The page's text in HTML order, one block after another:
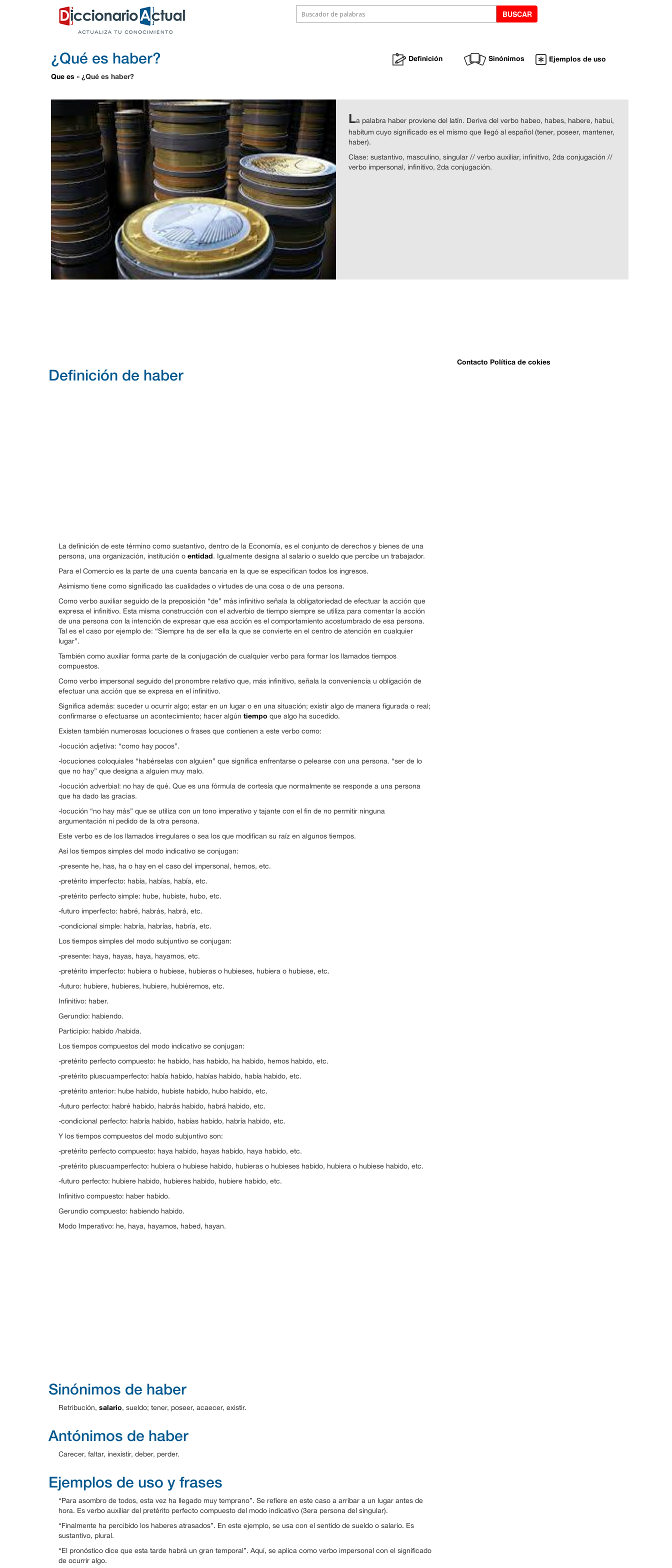
¿Qué es haber?
Que es » ¿Qué es haber?
Definición Sinónimos Ejemplos de uso
La palabra haber proviene del latín. Deriva del verbo habeo, habes, habere, habui,
habitum cuyo significado es el mismo que llegó al español (tener, poseer, mantener,
haber).
Clase: sustantivo, masculino, singular // verbo auxiliar, infinitivo, 2da conjugación //
verbo impersonal, infinitivo, 2da conjugación.
Definición de haber
La definición de este término como sustantivo, dentro de la Economía, es el conjunto de derechos y bienes de una
persona, una organización, institución o entidad. Igualmente designa al salario o sueldo que percibe un trabajador.
Para el Comercio es la parte de una cuenta bancaria en la que se especifican todos los ingresos.
Asimismo tiene como significado las cualidades o virtudes de una cosa o de una persona.
Como verbo auxiliar seguido de la preposición “de” más infinitivo señala la obligatoriedad de efectuar la acción que
expresa el infinitivo. Esta misma construcción con el adverbio de tiempo siempre se utiliza para comentar la acción
de una persona con la intención de expresar que esa acción es el comportamiento acostumbrado de esa persona.
Tal es el caso por ejemplo de: “Siempre ha de ser ella la que se convierte en el centro de atención en cualquier
lugar”.
También como auxiliar forma parte de la conjugación de cualquier verbo para formar los llamados tiempos
compuestos.
Como verbo impersonal seguido del pronombre relativo que, más infinitivo, señala la conveniencia u obligación de
efectuar una acción que se expresa en el infinitivo.
Significa además: suceder u ocurrir algo; estar en un lugar o en una situación; existir algo de manera figurada o real;
confirmarse o efectuarse un acontecimiento; hacer algún tiempo que algo ha sucedido.
Existen también numerosas locuciones o frases que contienen a este verbo como:
-locución adjetiva: “como hay pocos”.
-locuciones coloquiales “habérselas con alguien” que significa enfrentarse o pelearse con una persona. “ser de lo
que no hay” que designa a alguien muy malo.
-locución adverbial: no hay de qué. Que es una fórmula de cortesía que normalmente se responde a una persona
que ha dado las gracias.
-locución “no hay más” que se utiliza con un tono imperativo y tajante con el fin de no permitir ninguna
argumentación ni pedido de la otra persona.
Este verbo es de los llamados irregulares o sea los que modifican su raíz en algunos tiempos.
Así los tiempos simples del modo indicativo se conjugan:
-presente he, has, ha o hay en el caso del impersonal, hemos, etc.
-pretérito imperfecto: había, habías, había, etc.
-pretérito perfecto simple: hube, hubiste, hubo, etc.
-futuro imperfecto: habré, habrás, habrá, etc.
-condicional simple: habría, habrías, habría, etc.
Los tiempos simples del modo subjuntivo se conjugan:
-presente: haya, hayas, haya, hayamos, etc.
-pretérito imperfecto: hubiera o hubiese, hubieras o hubieses, hubiera o hubiese, etc.
-futuro: hubiere, hubieres, hubiere, hubiéremos, etc.
Infinitivo: haber.
Gerundio: habiendo.
Participio: habido /habida.
Los tiempos compuestos del modo indicativo se conjugan:
-pretérito perfecto compuesto: he habido, has habido, ha habido, hemos habido, etc.
-pretérito pluscuamperfecto: había habido, habías habido, había habido, etc.
-pretérito anterior: hube habido, hubiste habido, hubo habido, etc.
-futuro perfecto: habré habido, habrás habido, habrá habido, etc.
-condicional perfecto: habría habido, habías habido, habría habido, etc.
Y los tiempos compuestos del modo subjuntivo son:
-pretérito perfecto compuesto: haya habido, hayas habido, haya habido, etc.
-pretérito pluscuamperfecto: hubiera o hubiese habido, hubieras o hubieses habido, hubiera o hubiese habido, etc.
-futuro perfecto: hubiere habido, hubieres habido, hubiere habido, etc.
Infinitivo compuesto: haber habido.
Gerundio compuesto: habiendo habido.
Modo Imperativo: he, haya, hayamos, habed, hayan.
Sinónimos de haber
Retribución, salario, sueldo; tener, poseer, acaecer, existir.
Antónimos de haber
Carecer, faltar, inexistir, deber, perder.
Ejemplos de uso y frases
“Para asombro de todos, esta vez ha llegado muy temprano”. Se refiere en este caso a arribar a un lugar antes de
hora. Es verbo auxiliar del pretérito perfecto compuesto del modo indicativo (3era persona del singular).
“Finalmente ha percibido los haberes atrasados”. En este ejemplo, se usa con el sentido de sueldo o salario. Es
sustantivo, plural.
“El pronóstico dice que esta tarde habrá un gran temporal”. Aquí, se aplica como verbo impersonal con el significado
de ocurrir algo.
Contacto Política de cokies